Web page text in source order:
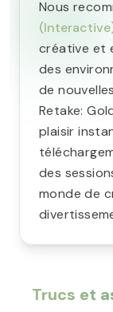
Nous
créative et
des
de
Retake:
plaisir
des
monde de
Trucs et